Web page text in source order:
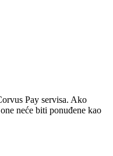
Pay servisa. Ako
neće biti ponuđene kao